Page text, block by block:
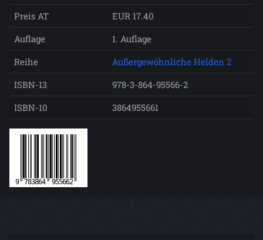
Preis AT
EUR 17.40
Auflage
1. Auflage
Reihe
Außergewöhnliche Helden 2
ISBN-13
978-3-864-95566-2
ISBN-10
3864955661